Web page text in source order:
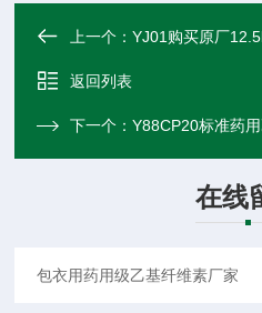
上一个：YJ01购买原厂
返回列表
下一个：Y88CP20标准药
在线